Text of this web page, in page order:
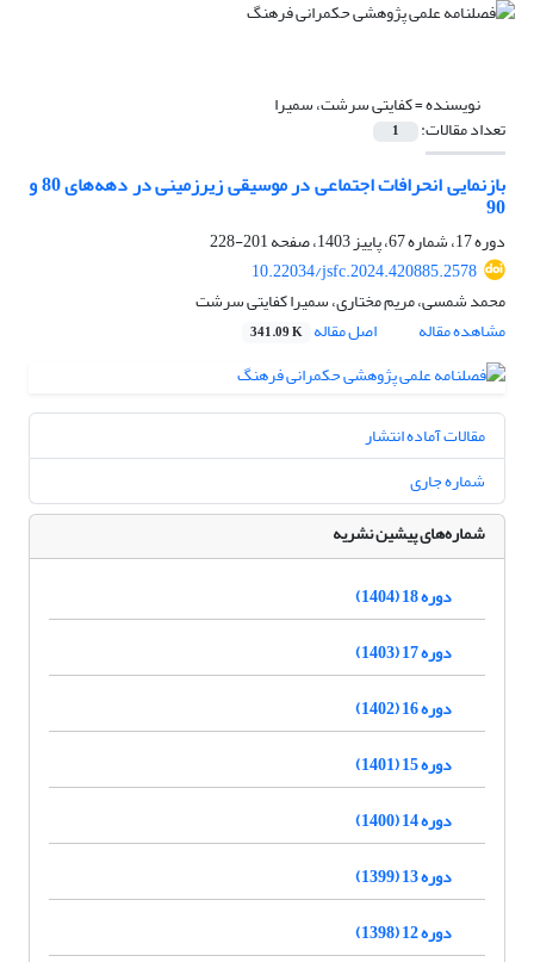
نویسنده =کفایتی سرشت، سمیرا
تعداد مقالات: 1
بازنمایی انحرافات اجتماعی در موسیقی زیرزمینی در دهه‌های 80 و
90
دوره 17، شماره 67، پاییز 1403، صفحه
201-228
10.22034/jsfc.2024.420885.2578
محمد شمسی، مریم مختاری، سمیرا کفایتی سرشت
مشاهده مقاله
اصل مقاله 341.09 K
مقالات آماده انتشار
شماره جاری
شماره‌های پیشین نشریه
دوره 18 (1404)
دوره 17 (1403)
دوره 16 (1402)
دوره 15 (1401)
دوره 14 (1400)
دوره 13 (1399)
دوره 12 (1398)